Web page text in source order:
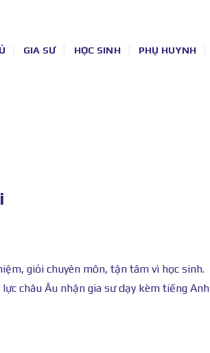
GIA SƯ HỌC SINH PHỤ HUYNH
giỏi chuyên môn, tận tâm vì học sinh.
châu Âu nhận gia sư dạy kèm tiếng Anh